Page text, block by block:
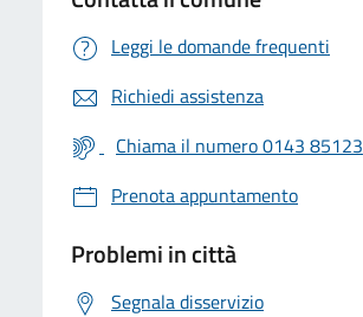
Leggi le domande frequenti
Richiedi assistenza
Chiama il numero 0143 85123
Prenota appuntamento
Problemi in città
Segnala disservizio